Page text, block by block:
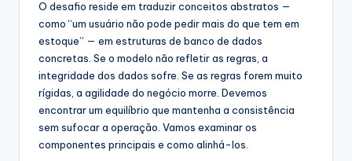
w
&
D
O desafio reside em traduzir conceitos abstratos —
como “um usuário não pode pedir mais do que tem em
estoque” — em estruturas de banco de dados
concretas. Se o modelo não refletir as regras, a
integridade dos dados sofre. Se as regras forem muito
rígidas, a agilidade do negócio morre. Devemos
encontrar um equilíbrio que mantenha a consistência
sem sufocar a operação. Vamos examinar os
componentes principais e como alinhá-los.